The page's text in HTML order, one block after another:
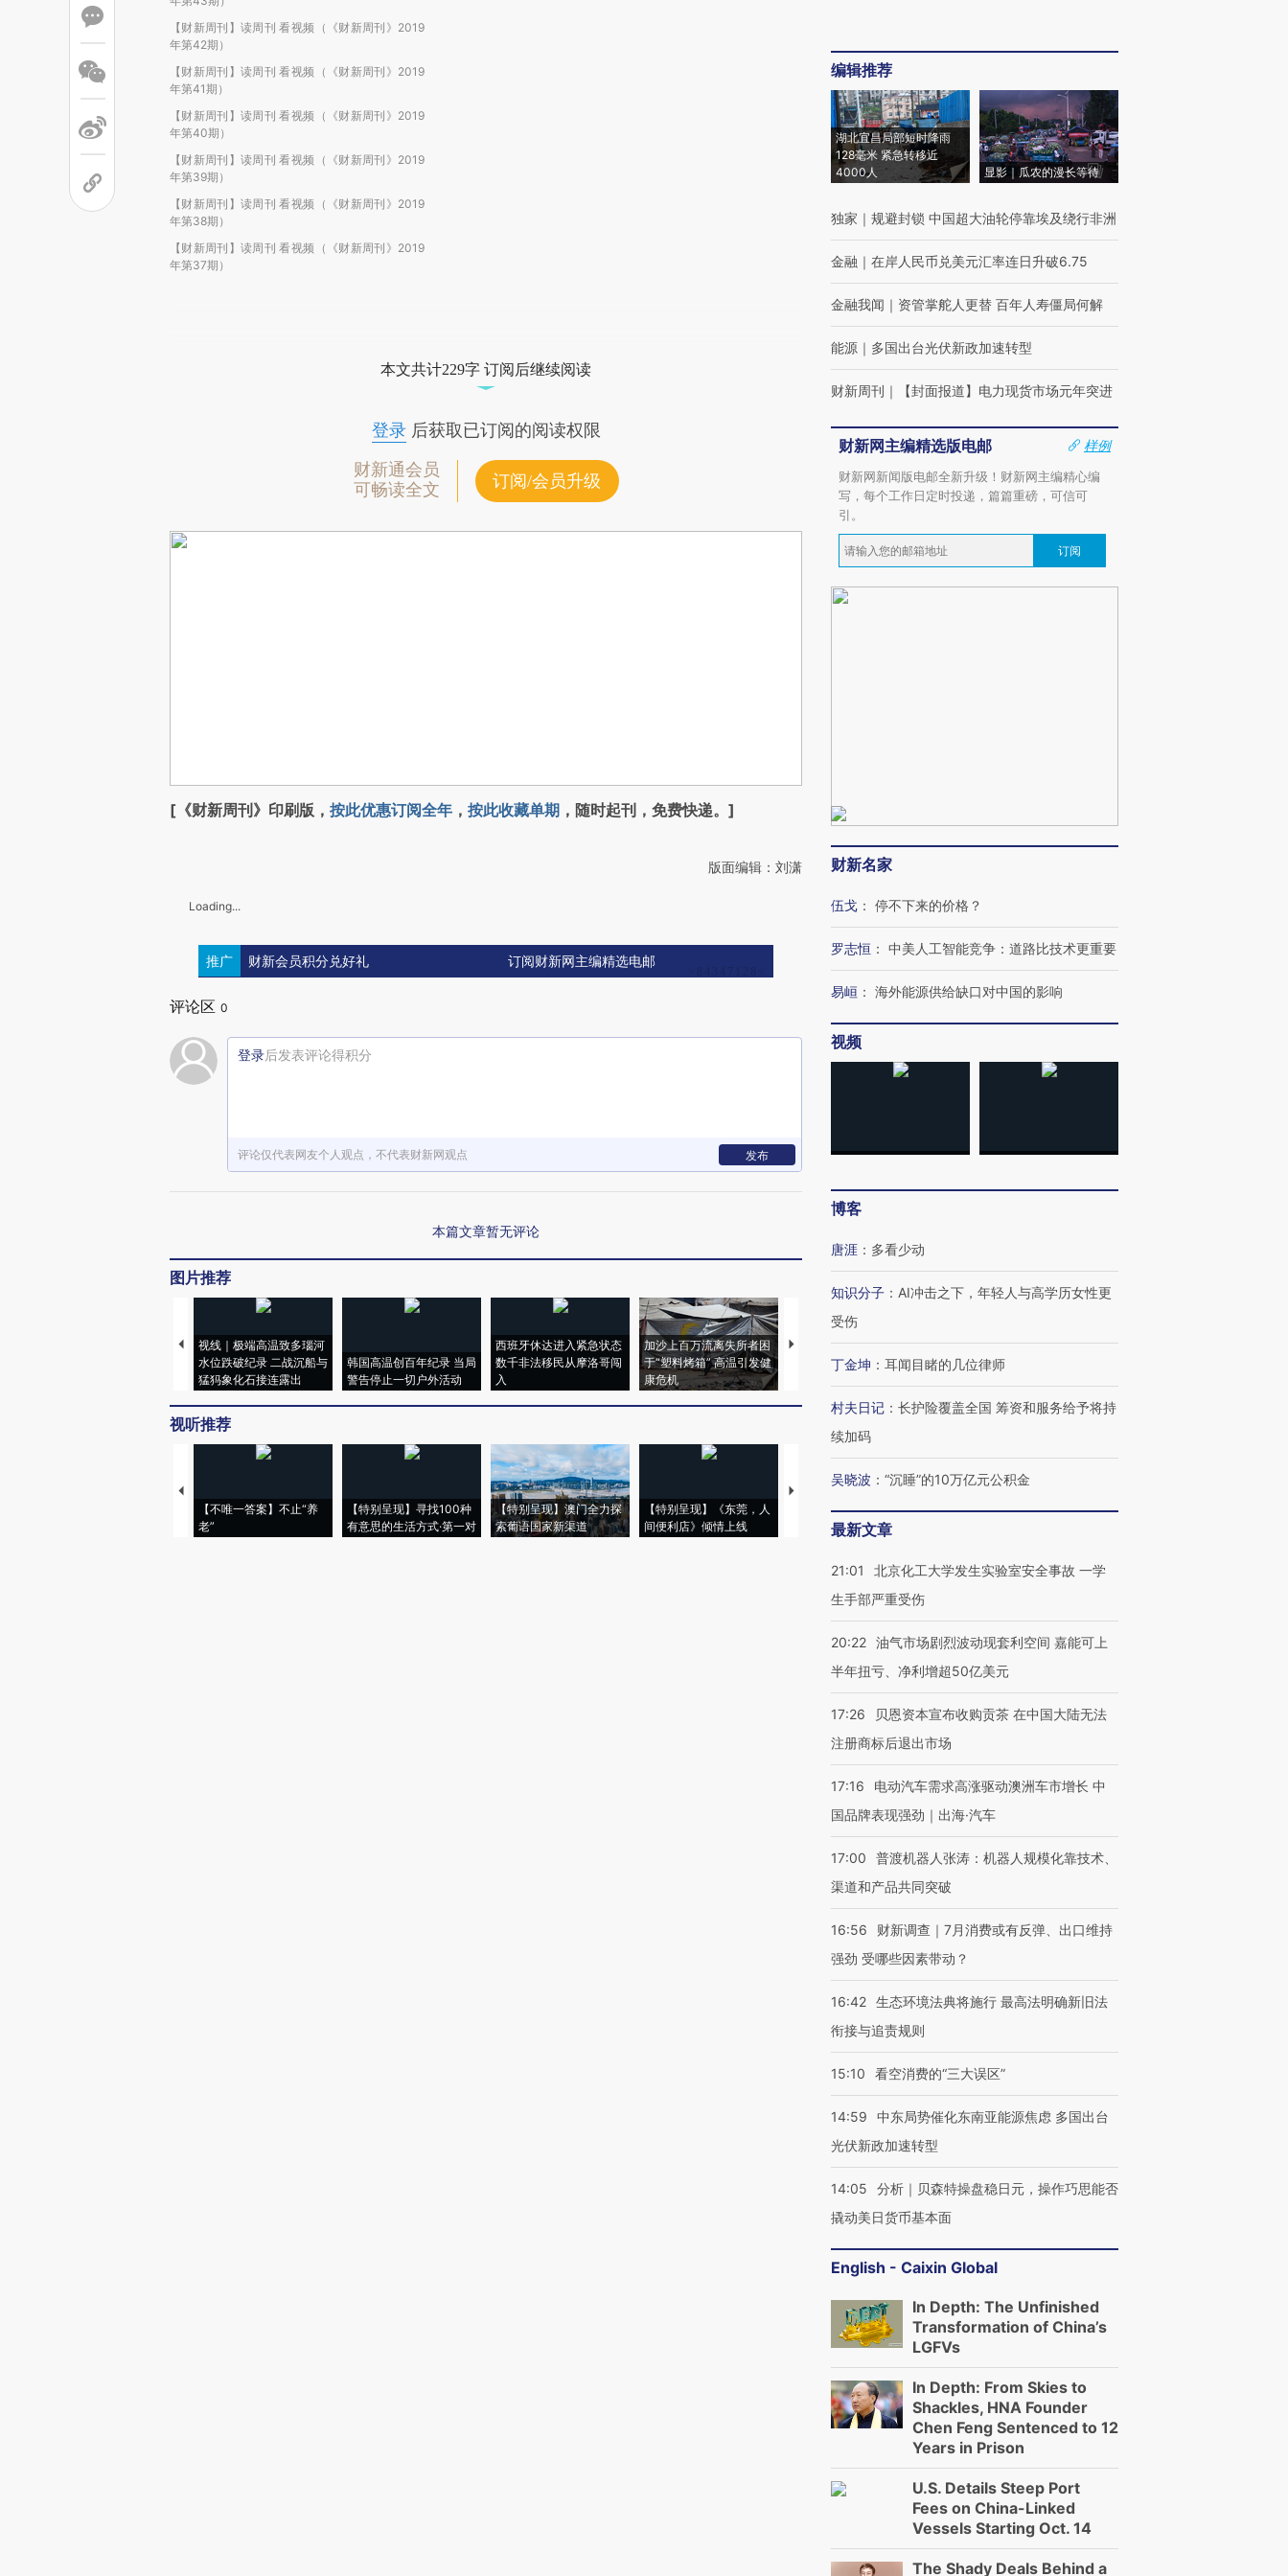
【财新周刊】读周刊 看视频（《财新周刊》2019
年第42期）
【财新周刊】读周刊 看视频（《财新周刊》2019
年第41期）
【财新周刊】读周刊 看视频（《财新周刊》2019
年第40期）
【财新周刊】读周刊 看视频（《财新周刊》2019
年第39期）
【财新周刊】读周刊 看视频（《财新周刊》2019
年第38期）
【财新周刊】读周刊 看视频（《财新周刊》2019
年第37期）
本文共计229字 订阅后继续阅读
登录后获取已订阅的阅读权限
财新通会员
可畅读全文
订阅/会员升级
[《财新周刊》印刷版， 按此优惠订阅全年 ， 按此收藏单期 ，随时起刊，免费快递。]
版面编辑：刘潇
Loading...
推广 财新会员积分兑好礼 订阅财新网主编精选电邮
评论区 0
登录后发表评论得积分
评论仅代表网友个人观点，不代表财新网观点 发布
本篇文章暂无评论
图片推荐
视线｜极端高温致多瑙河
水位跌破纪录 二战沉船与
猛犸象化石接连露出
韩国高温创百年纪录 当局
警告停止一切户外活动
西班牙休达进入紧急状态
数千非法移民从摩洛哥闯
入
加沙上百万流离失所者困
于“塑料烤箱” 高温引发健
康危机
视线｜HYROX的吸金
术：是什么让中产们甘
马航飞行员跨国走私7万
粒摇头丸 尿检体内含3种
视线｜被称为“蟑螂”的印
视听推荐
【不唯一答案】不止“养
老”
【特别呈现】寻找100种
有意思的生活方式·第一对
【特别呈现】澳门全力探
索葡语国家新渠道
【特别呈现】《东莞，人
间便利店》倾情上线
【推广】走进第四届链博
会，让数智科技“链”接产
【特别呈现】寻找100种
CFO：不靠规模取胜，华
编辑推荐
湖北宜昌局部短时降雨
128毫米 紧急转移近
4000人
显影｜瓜农的漫长等待
独家 ｜ 规避封锁 中国超大油轮停靠埃及绕行非洲
金融 ｜ 在岸人民币兑美元汇率连日升破6.75
金融我闻 ｜ 资管掌舵人更替 百年人寿僵局何解
能源 ｜ 多国出台光伏新政加速转型
财新周刊 ｜ 【封面报道】电力现货市场元年突进
财新网主编精选版电邮
样例
财新网新闻版电邮全新升级！财新网主编精心编
写，每个工作日定时投递，篇篇重磅，可信可
引。
订阅
财新名家
伍戈 ： 停不下来的价格？
罗志恒 ： 中美人工智能竞争：道路比技术更重要
易峘 ： 海外能源供给缺口对中国的影响
视频
博客
唐涯 ： 多看少动
知识分子 ： AI冲击之下，年轻人与高学历女性更
受伤
丁金坤 ： 耳闻目睹的几位律师
村夫日记 ： 长护险覆盖全国 筹资和服务给予将持
续加码
吴晓波 ： “沉睡”的10万亿元公积金
最新文章
21:01
北京化工大学发生实验室安全事故 一学
生手部严重受伤
20:22 油气市场剧烈波动现套利空间 嘉能可上
半年扭亏、净利增超50亿美元
17:26
贝恩资本宣布收购贡茶 在中国大陆无法
注册商标后退出市场
17:16
电动汽车需求高涨驱动澳洲车市增长 中
国品牌表现强劲｜出海·汽车
17:00
普渡机器人张涛：机器人规模化靠技术、
渠道和产品共同突破
16:56
财新调查｜7月消费或有反弹、出口维持
强劲 受哪些因素带动？
16:42 生态环境法典将施行 最高法明确新旧法
衔接与追责规则
15:10 看空消费的“三大误区”
14:59
中东局势催化东南亚能源焦虑 多国出台
光伏新政加速转型
14:05
分析｜贝森特操盘稳日元，操作巧思能否
撬动美日货币基本面
English - Caixin Global
In Depth: The Unfinished
Transformation of China’s
LGFVs
In Depth: From Skies to
Shackles, HNA Founder
Chen Feng Sentenced to 12
Years in Prison
U.S. Details Steep Port
Fees on China-Linked
Vessels Starting Oct. 14
The Shady Deals Behind a